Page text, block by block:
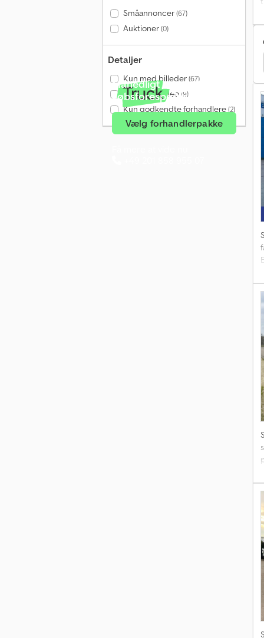
Småannoncer(67)
Auktioner(0)
Detaljer
Kun med billeder(67)
Kun med video (9)
Kun godkendte forhandlere(2)
Månedligt over 140.000
købsforespørgsler
Vælg forhandlerpakke
Feldbinder Vedhænger